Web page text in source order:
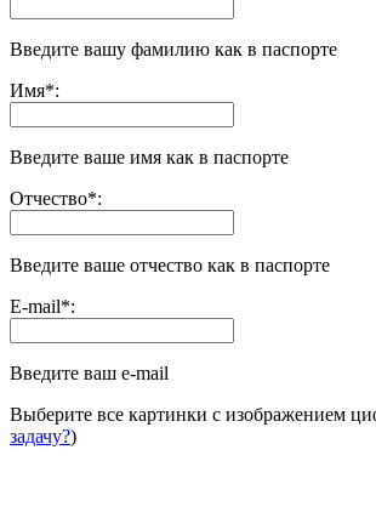
Введите вашу фамилию как в паспорте
Имя*:
Введите ваше имя как в паспорте
Отчество*:
Введите ваше отчество как в паспорте
E-mail*:
Введите ваш e-mail
Выберите все картинки с изображением
задачу?)